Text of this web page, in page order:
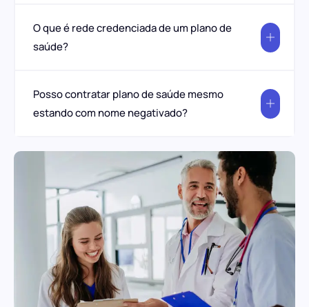
O que é rede credenciada de um plano de
saúde?
Posso contratar plano de saúde mesmo
estando com nome negativado?